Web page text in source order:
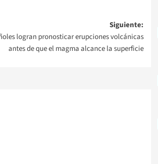
Siguiente:
logran pronosticar erupciones volcánicas
antes de que el magma alcance la superficie